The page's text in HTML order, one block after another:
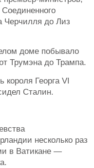
Черчилля до Лиз
доме побывало
Трумэна до Трампа.
короля Георга VI
Сталин.
несколько раз
в Ватикане —